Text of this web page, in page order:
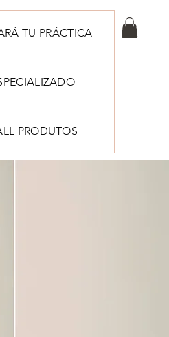
TU PRÁCTICA
PRODUTOS